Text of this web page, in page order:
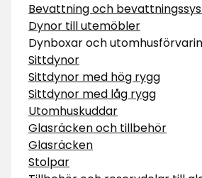
Bevattning och
Dynor till utemöbler
Dynboxar och
Sittdynor
Sittdynor med hög rygg
Sittdynor med låg rygg
Utomhuskuddar
Glasräcken och tillbehör
Glasräcken
Stolpar